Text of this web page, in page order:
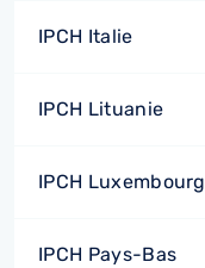
IPCH Italie
IPCH Lituanie
IPCH Luxembourg
IPCH Pays-Bas